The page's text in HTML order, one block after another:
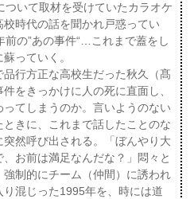
ついて取材を受けていたカラオケ
時代の話を聞かれ戸惑ってい
の”あの事件“…これまで蓋をし
っていく。
行方正な高校生だった秋久（髙
をきっかけに人の死に直面し、
てしまうのか。言いようのない
きに、これまで話したことのな
然呼び出される。「ぼんやり大
お前は満足なんだな？」悶々と
制的にチーム（仲間）に誘われ
混じった1995年を、時には道